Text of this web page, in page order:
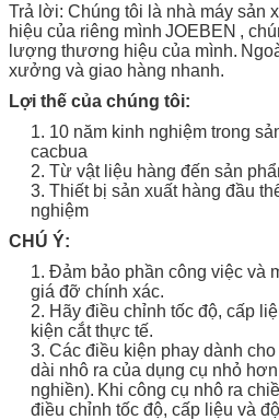
Trả lời: Chúng tôi là nhà máy sản
hiệu của riêng mình JOEBEN ,
lượng thương hiệu của mình.
xưởng và giao hàng nhanh.
Lợi thế của chúng tôi:
1. 10 năm kinh nghiệm trong
cacbua
2. Từ vật liệu hàng đến sản
3. Thiết bị sản xuất hàng đầu
nghiệm
CHÚ Ý:
1. Đảm bảo phần công việc và
giá đỡ chính xác.
2. Hãy điều chỉnh tốc độ, cấp
kiện cắt thực tế.
3. Các điều kiện phay dành
dài nhô ra của dụng cụ nhỏ
nghiền). Khi công cụ nhô ra
điều chỉnh tốc độ, cấp liệu và